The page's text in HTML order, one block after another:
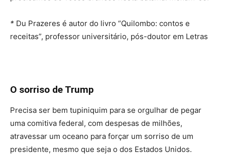
* Du Prazeres é autor do livro “Quilombo: contos e
receitas”, professor universitário, pós-doutor em Letras
O sorriso de Trump
Precisa ser bem tupiniquim para se orgulhar de pegar
uma comitiva federal, com despesas de milhões,
atravessar um oceano para forçar um sorriso de um
presidente, mesmo que seja o dos Estados Unidos.